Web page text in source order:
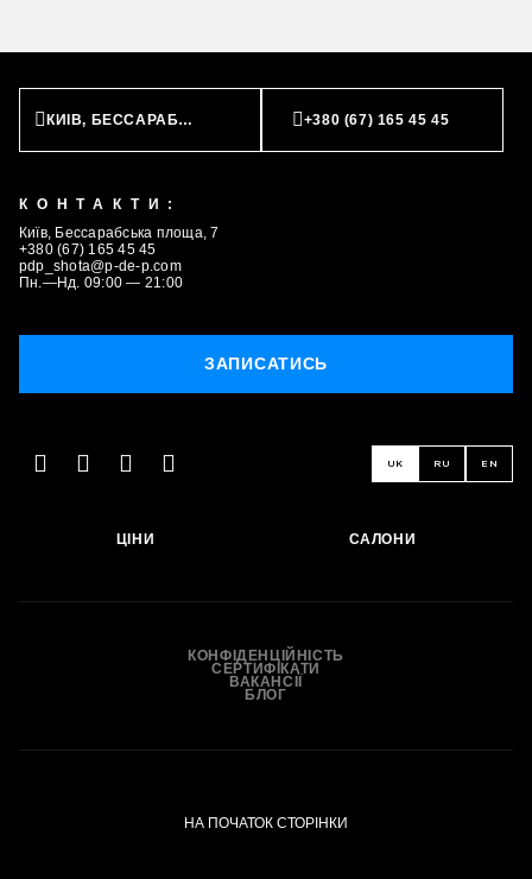
КИЇВ, БЕССАРАБСЬКА ПЛОЩА, 7 +380 (67) 165 45 45
КОНТАКТИ:
Київ, Бессарабська площа, 7
+380 (67) 165 45 45
pdp_shota@p-de-p.com
Пн.—Нд. 09:00 — 21:00
ЗАПИСАТИСЬ
UK RU EN
ЦІНИ САЛОНИ
КОНФІДЕНЦІЙНІСТЬ
СЕРТИФІКАТИ
ВАКАНСІЇ
БЛОГ
НА ПОЧАТОК СТОРІНКИ